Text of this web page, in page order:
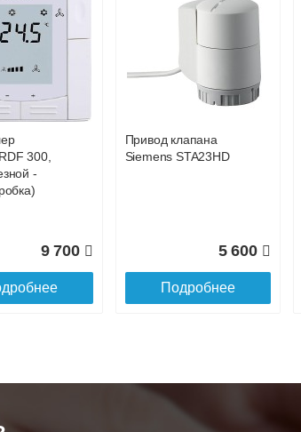
99 152 96 128
Подробнее
20-600
ITT.080.200.1200 с
решеткой
GRILL.SGA-20-
28 142
Конвектор
ITT.080.200.1200 с
300,
-
9 700
Привод клапана
Siemens STA23HD
5 600
Подробнее